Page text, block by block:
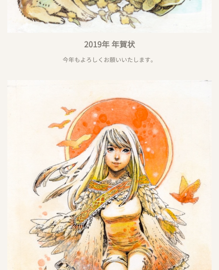
2019年 年賀状
今年もよろしくお願いいたします。